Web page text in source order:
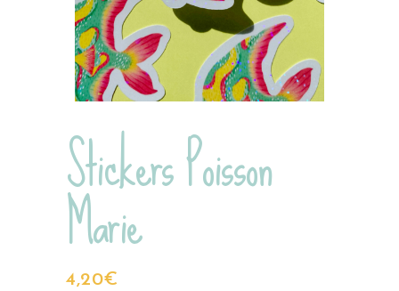
Stickers Poisson
Marie
4,20€